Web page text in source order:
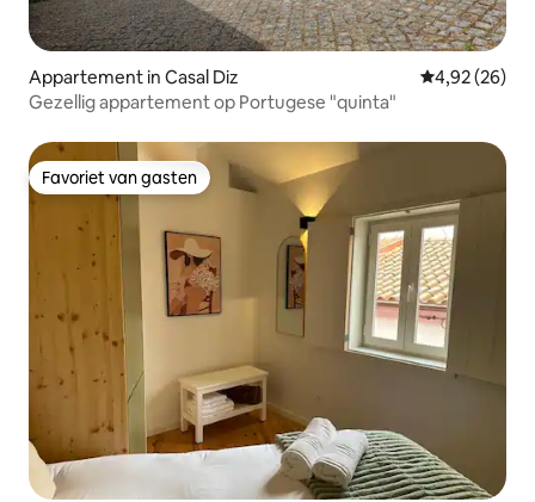
Appartement in Casal Diz Gemiddelde
4,92 (26)
Gezellig appartement op Portugese "quinta"
Favoriet van gasten
Favoriet van gasten